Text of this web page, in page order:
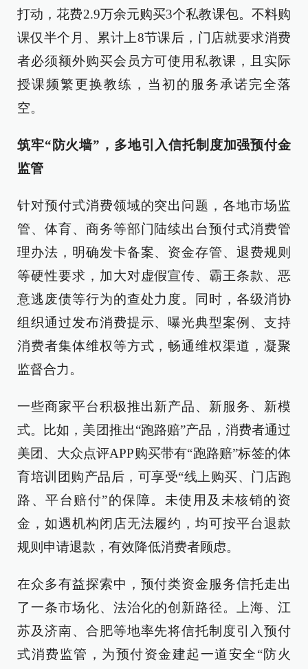
打动，花费2.9万余元购买3个私教课包。不料购
课仅半个月、累计上8节课后，门店就要求消费
者必须额外购买会员方可使用私教课，且实际
授课频繁更换教练，当初的服务承诺完全落
空。
筑牢“防火墙”，多地引入信托制度加强预付金
监管
针对预付式消费领域的突出问题，各地市场监
管、体育、商务等部门陆续出台预付式消费管
理办法，明确发卡备案、资金存管、退费规则
等硬性要求，加大对虚假宣传、霸王条款、恶
意逃废债等行为的查处力度。同时，各级消协
组织通过发布消费提示、曝光典型案例、支持
消费者集体维权等方式，畅通维权渠道，凝聚
监督合力。
一些商家平台积极推出新产品、新服务、新模
式。比如，美团推出“跑路赔”产品，消费者通过
美团、大众点评APP购买带有“跑路赔”标签的体
育培训团购产品后，可享受“线上购买、门店跑
路、平台赔付”的保障。未使用及未核销的资
金，如遇机构闭店无法履约，均可按平台退款
规则申请退款，有效降低消费者顾虑。
在众多有益探索中，预付类资金服务信托走出
了一条市场化、法治化的创新路径。上海、江
苏及济南、合肥等地率先将信托制度引入预付
式消费监管，为预付资金建起一道安全“防火